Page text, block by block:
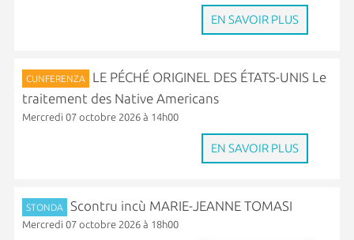
EN SAVOIR PLUS
CUNFERENZA
LE PÉCHÉ ORIGINEL DES ÉTATS-UNIS Le
traitement des Native Americans
Mercredi 07 octobre 2026 à 14h00
EN SAVOIR PLUS
STONDA Scontru incù MARIE-JEANNE TOMASI
Mercredi 07 octobre 2026 à 18h00